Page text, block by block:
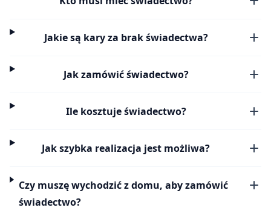
Jakie są kary za brak świadectwa?
Jak zamówić świadectwo?
Ile kosztuje świadectwo?
Jak szybka realizacja jest możliwa?
Czy muszę wychodzić z domu, aby zamówić
świadectwo?